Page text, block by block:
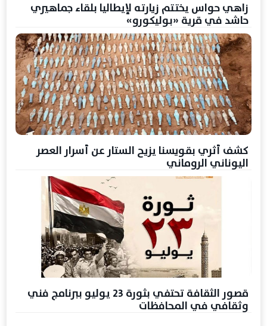
زاهي حواس يختتم زيارته لإيطاليا بلقاء جماهيري
حاشد في قرية «بوليكورو»
كشف أثري بقويسنا يزيح الستار عن أسرار العصر
اليوناني الروماني
قصور الثقافة تحتفي بثورة 23 يوليو ببرنامج فني
وثقافي في المحافظات